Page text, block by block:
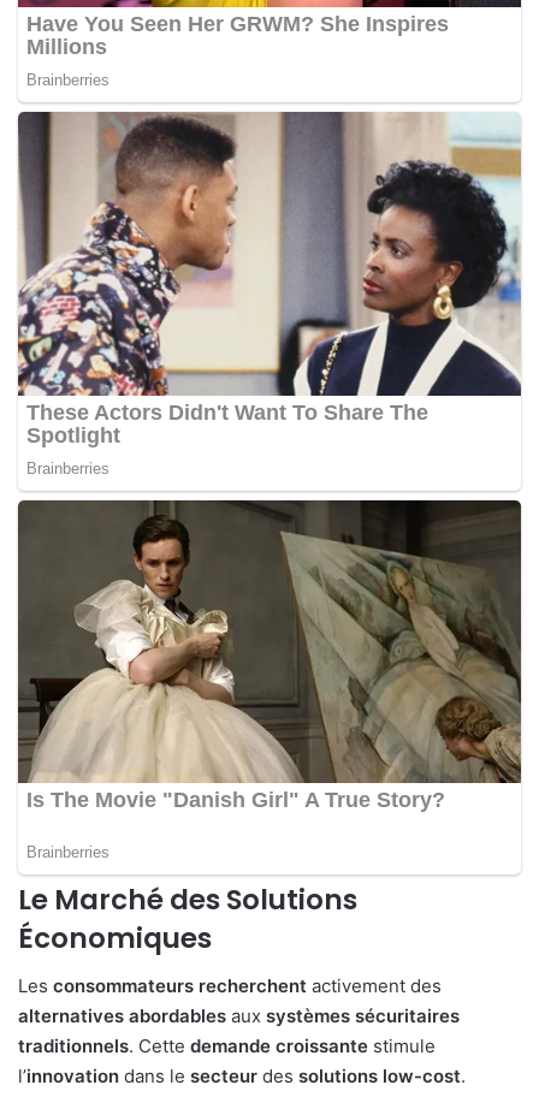
Le Marché des Solutions
Économiques
Les consommateurs recherchent activement des
alternatives abordables aux systèmes sécuritaires
traditionnels. Cette demande croissante stimule
l’innovation dans le secteur des solutions low-cost.